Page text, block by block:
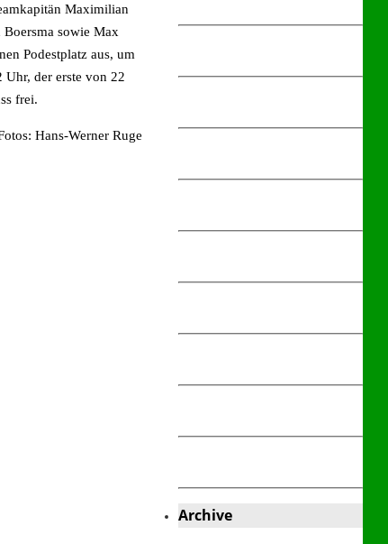
Maximilian
sowie Max
Podestplatz aus, um
Uhr, der erste von 22
frei.
Hans-Werner Ruge
Archive